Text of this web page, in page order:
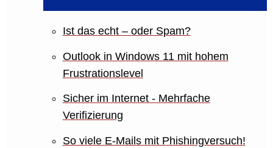
Ist das echt – oder Spam?
Outlook in Windows 11 mit hohem
Frustrationslevel
Sicher im Internet - Mehrfache
Verifizierung
So viele E-Mails mit Phishingversuch!